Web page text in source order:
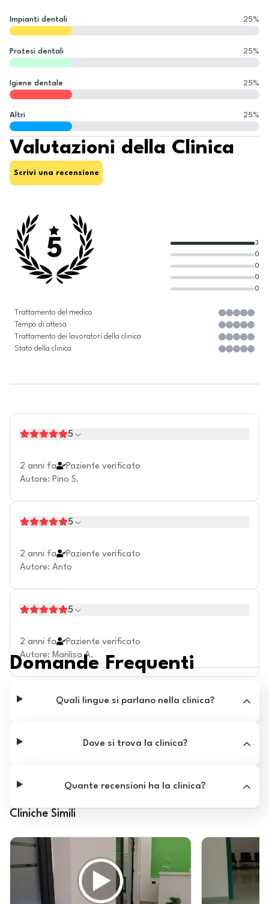
Impianti dentali 25%
Protesi dentali 25%
Igiene dentale 25%
Altri 25%
Valutazioni della Clinica
Scrivi una recensione
5
0
0
0
0
3
Trattamento del medico
Tempo di attesa
Trattamento dei lavoratori della clinica
Stato della clinica
5
2 anni fa
Paziente verificato
Autore: Pino S.
5
2 anni fa
Paziente verificato
Autore: Anto
5
2 anni fa
Paziente verificato
Autore: Marilisa A.
Domande Frequenti
Quali lingue si parlano nella clinica?
Dove si trova la clinica?
Quante recensioni ha la clinica?
Cliniche Simili